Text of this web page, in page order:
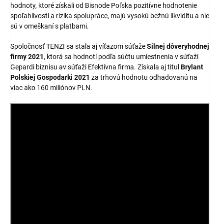
hodnoty, ktoré získali od Bisnode Poľska pozitívne hodnotenie
spoľahlivosti a rizika spolupráce, majú vysokú bežnú likviditu a nie
sú v omeškaní s platbami.
Spoločnosť TENZI sa stala aj víťazom súťažeSilnej dôveryhodnej
firmy 2021, ktorá sa hodnotí podľa súčtu umiestnenia v súťaži
Gepardi biznisu av súťaži Efektívna firma. Získala aj titul Brylant
Polskiej Gospodarki 2021 za trhovú hodnotu odhadovanú na
viac ako 160 miliónov PLN.